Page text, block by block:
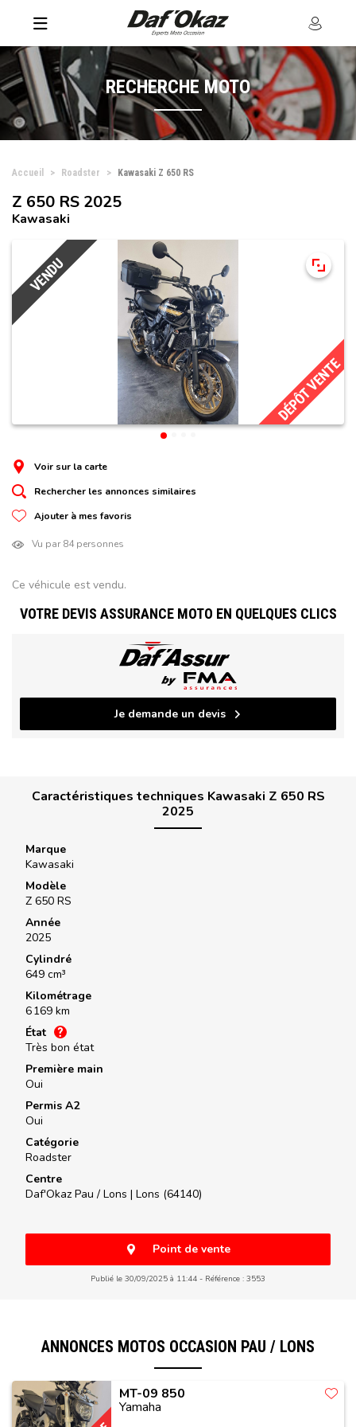
RECHERCHE MOTO
Accueil Roadster Kawasaki Z 650 RS
VENDU
DÉPÔT VENTE
Z 650 RS 2025
Kawasaki
Voir sur la carte
Rechercher les annonces similaires
Ajouter à mes favoris
Vu par 84 personnes
Ce véhicule est vendu.
VOTRE DEVIS ASSURANCE MOTO EN QUELQUES CLICS
Je demande un devis
Caractéristiques techniques Kawasaki Z 650 RS
2025
Marque
Kawasaki
Modèle
Z 650 RS
Année
2025
Cylindré
649 cm³
Kilométrage
6 169 km
État
Très bon état
Première main
Oui
Permis A2
Oui
Catégorie
Roadster
Centre
Daf'Okaz Pau / Lons | Lons (64140)
Point de vente
Publié le 30/09/2025 à 11:44 Référence : 3553
ANNONCES MOTOS OCCASION PAU / LONS
MT-09 850
Yamaha